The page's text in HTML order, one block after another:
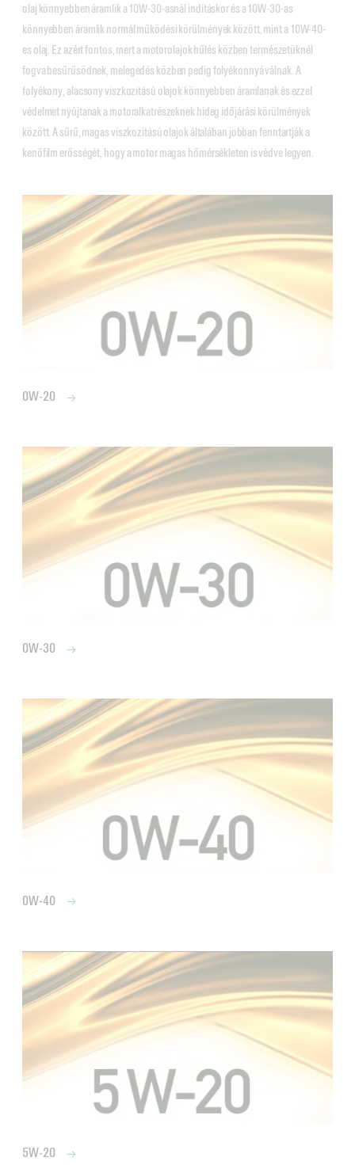
olaj könnyebben áramlik a 10W-30-asnál indításkor és a 10W-30-as
könnyebben áramlik normál működési körülmények között, mint a 10W-40-
es olaj. Ez azért fontos, mert a motorolajok hűlés közben természetüknél
fogva besűrűsödnek, melegedés közben pedig folyékonnyá válnak. A
folyékony, alacsony viszkozitású olajok könnyebben áramlanak és ezzel
védelmet nyújtanak a motoralkatrészeknek hideg időjárási körülmények
között. A sűrű, magas viszkozitású olajok általában jobban fenntartják a
kenőfilm erősségét, hogy a motor magas hőmérsékleten is védve legyen.
0W-20
0W-30
0W-40
5W-20